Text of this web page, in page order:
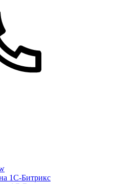
1С-Битрикс